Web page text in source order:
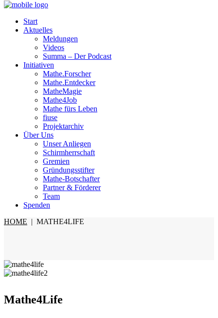
Start
Aktuelles
Meldungen
Videos
Summa – Der Podcast
Initiativen
Mathe.Forscher
Mathe.Entdecker
MatheMagie
Mathe4Job
Mathe fürs Leben
fiuse
Projektarchiv
Über Uns
Unser Anliegen
Schirmherrschaft
Gremien
Gründungsstifter
Mathe-Botschafter
Partner & Förderer
Team
Spenden
HOME | MATHE4LIFE
Mathe4Life